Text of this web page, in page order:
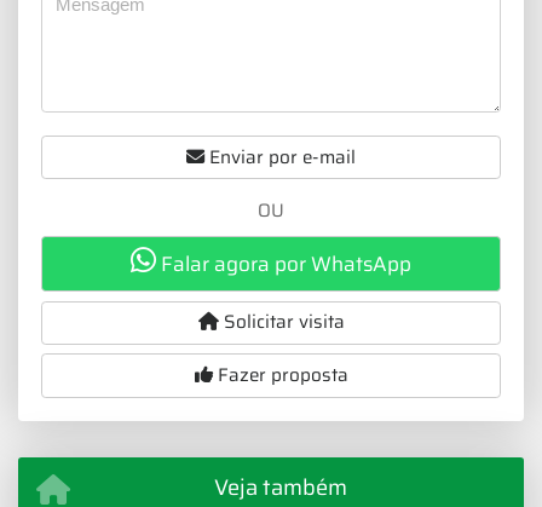
Enviar por e-mail
OU
Falar agora por WhatsApp
Solicitar visita
Fazer proposta
Veja também